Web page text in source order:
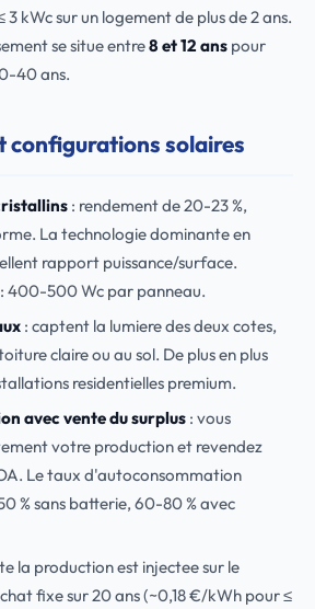
3 kWc sur un logement de plus de 2 ans.
se situe entre8 et 12 ans pour
40 ans.
configurations solaires
: rendement de 20-23 %,
La technologie dominante en
rapport puissance/surface.
: 400-500 Wc par panneau.
: captent la lumiere des deux cotes,
claire ou au sol. De plus en plus
residentielles premium.
avec vente du surplus: vous
votre production et revendez
Le taux d'autoconsommation
% sans batterie, 60-80 % avec
la production est injectee sur le
fixe sur 20 ans (~0,18 €/kWh pour ≤